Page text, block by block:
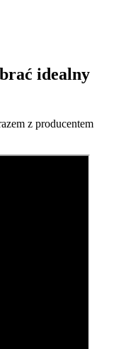
idealny
z producentem